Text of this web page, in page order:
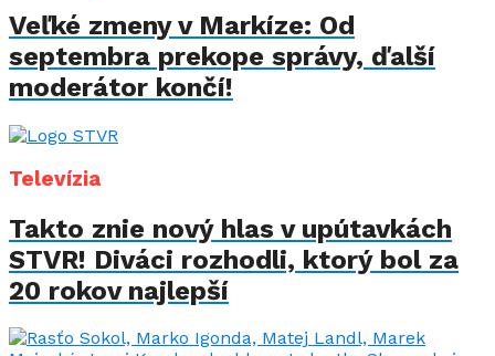
Veľké zmeny v Markíze: Od
septembra prekope správy, ďalší
moderátor končí!
Televízia
Takto znie nový hlas v upútavkách
STVR! Diváci rozhodli, ktorý bol za
20 rokov najlepší